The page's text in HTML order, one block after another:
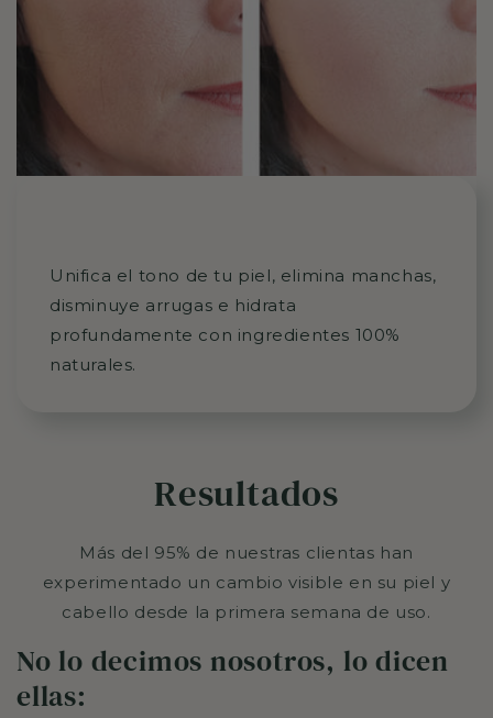
Unifica el tono de tu piel, elimina manchas,
disminuye arrugas e hidrata
profundamente con ingredientes 100%
naturales.
Resultados
Más del 95% de nuestras clientas han
experimentado un cambio visible en su piel y
cabello desde la primera semana de uso.
No lo decimos nosotros, lo dicen
ellas: